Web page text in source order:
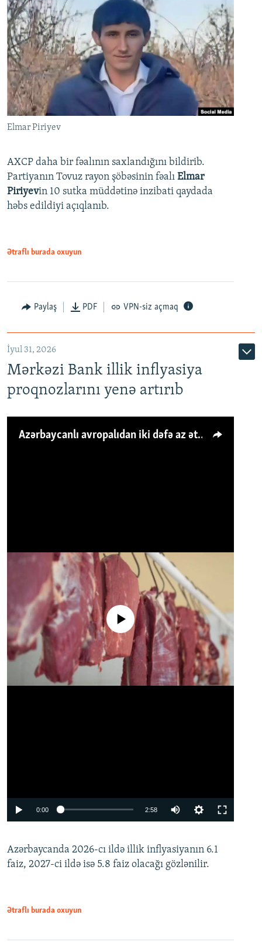
Elmar Piriyev
AXCP daha bir fəalının saxlandığını bildirib.
Partiyanın Tovuz rayon şöbəsinin fəalı Elmar
Piriyevin 10 sutka müddətinə inzibati qaydada
həbs edildiyi açıqlanıb.
Ətraflı burada oxuyun
Paylaş PDF VPN-siz açmaq
İyul 31, 2026
Mərkəzi Bank illik inflyasiya
proqnozlarını yenə artırıb
Azərbaycanlı avropalıdan iki dəfə az ət yeyir, amma... 'Qiymət artımı qaçılmazdır'
No media source currently available
0:00 2:58
360p
480p
Azərbaycanda 2026-cı ildə illik inflyasiyanın 6.1
faiz, 2027-ci ildə isə 5.8 faiz olacağı gözlənilir.
Ətraflı burada oxuyun